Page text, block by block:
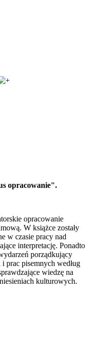
opracowanie".
opracowanie
W książce zostały
w czasie pracy nad
interpretację. Ponadto
porządkujący
prac pisemnych według
wiedzę na
kulturowych.